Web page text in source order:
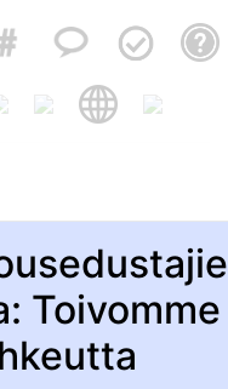
Toivomme